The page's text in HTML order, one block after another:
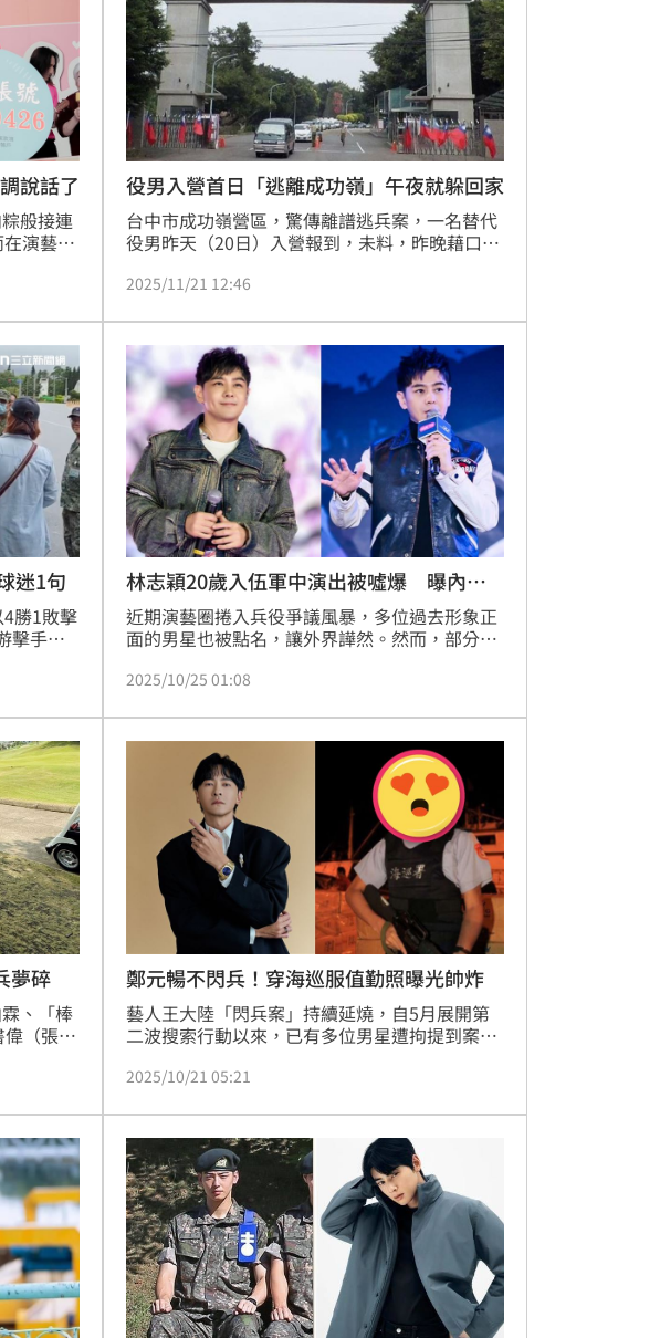
說話了
般接連
演藝圈
更曾在
活動，被
役男入營首日「逃離成功嶺」午夜就躲回家
台中市成功嶺營區，驚傳離譜逃兵案，一名替代
役男昨天（20日）入營報到，未料，昨晚藉口要
才發現人已逃跑；經營區緊急通報家屬，才知他
察，詳細案情仍待釐清。
2025/11/21 12:46
迷1句
勝1敗擊
擊手馬
無旁
營區外
涯，預
林志穎20歲入伍軍中演出被噓爆 曝內心
話
近期演藝圈捲入兵役爭議風暴，多位過去形象正
面的男星也被點名，讓外界譁然。然而，部分藝
受到矚目。其中，「小旋風」林志穎即是在演藝
的態度。
2025/10/25 01:08
夢碎
、「棒
（張書
回偵
想利用
乖乖當
鄭元暢不閃兵！穿海巡服值勤照曝光帥炸
藝人王大陸「閃兵案」持續延燒，自5月展開第
二波搜索行動以來，已有多位男星遭拘提到案。
楷、陳柏霖、Energy成員張書偉皆遭帶回說明。
的照片，大喊真的「超帥氣！」
2025/10/21 05:21